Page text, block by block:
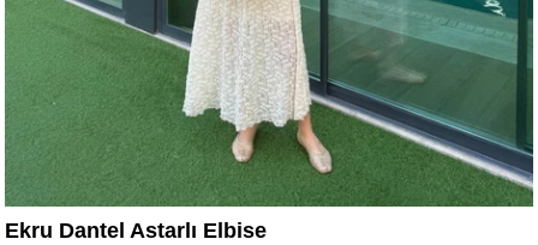
Ekru Dantel Astarlı Elbise